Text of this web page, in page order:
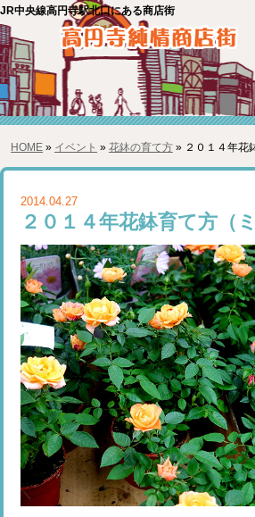
JR中央線高円寺駅北口にある商店街
HOME » イベント » 花鉢の育て方» ２０１４年花
2014.04.27
２０１４年花鉢育て方（